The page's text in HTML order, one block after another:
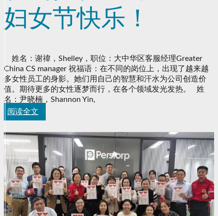
妇女节快乐！
姓名：谢禕，Shelley，职位：大中华区客服经理Greater
China CS manager 祝福语：在不同的岗位上，出现了越来越
多女性员工的身影。她们用自己的智慧和汗水为公司创造价
值。期待更多的女性逐梦而行，在各个领域发光发热。 姓
名：尹晓楠，Shannon Yin,
阅读全文